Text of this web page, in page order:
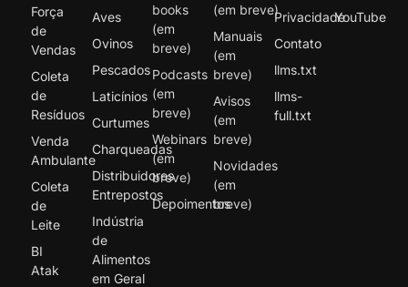
Força
de
Vendas
Coleta
de
Resíduos
Venda
Ambulante
Coleta
de
Leite
BI
Atak
Aves
Ovinos
Pescados
Laticínios
Curtumes
Charqueadas
Distribuidores
Entrepostos
Indústria
de
Alimentos
em Geral
books
(em
breve)
Podcasts
(em
breve)
Webinars
(em
breve)
Depoimentos
(em breve)
Manuais
(em
breve)
Avisos
(em
breve)
Novidades
(em
breve)
Privacidade
Contato
llms.txt
llms-
full.txt
YouTube